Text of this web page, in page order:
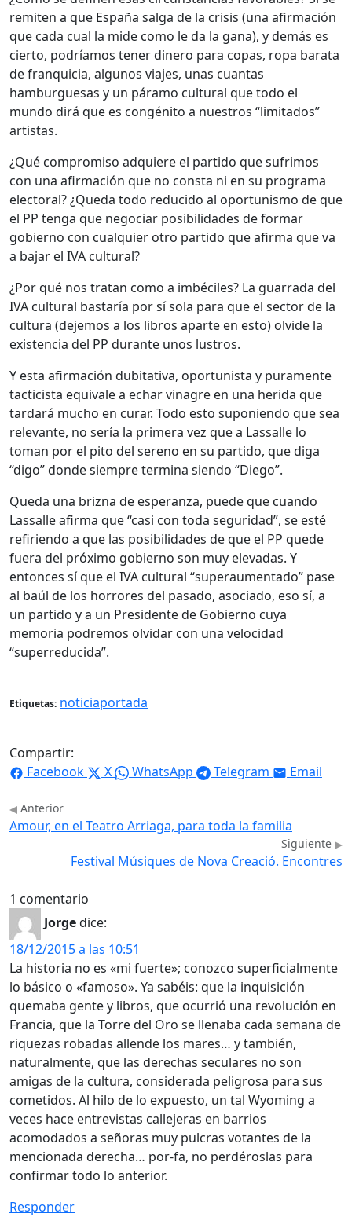
remiten a que España salga de la crisis (una afirmación
que cada cual la mide como le da la gana), y demás es
cierto, podríamos tener dinero para copas, ropa barata
de franquicia, algunos viajes, unas cuantas
hamburguesas y un páramo cultural que todo el
mundo dirá que es congénito a nuestros “limitados”
artistas.
¿Qué compromiso adquiere el partido que sufrimos
con una afirmación que no consta ni en su programa
electoral? ¿Queda todo reducido al oportunismo de que
el PP tenga que negociar posibilidades de formar
gobierno con cualquier otro partido que afirma que va
a bajar el IVA cultural?
¿Por qué nos tratan como a imbéciles? La guarrada del
IVA cultural bastaría por sí sola para que el sector de la
cultura (dejemos a los libros aparte en esto) olvide la
existencia del PP durante unos lustros.
Y esta afirmación dubitativa, oportunista y puramente
tacticista equivale a echar vinagre en una herida que
tardará mucho en curar. Todo esto suponiendo que sea
relevante, no sería la primera vez que a Lassalle lo
toman por el pito del sereno en su partido, que diga
“digo” donde siempre termina siendo “Diego”.
Queda una brizna de esperanza, puede que cuando
Lassalle afirma que “casi con toda seguridad”, se esté
refiriendo a que las posibilidades de que el PP quede
fuera del próximo gobierno son muy elevadas. Y
entonces sí que el IVA cultural “superaumentado” pase
al baúl de los horrores del pasado, asociado, eso sí, a
un partido y a un Presidente de Gobierno cuya
memoria podremos olvidar con una velocidad
“superreducida”.
Etiquetas: noticiaportada
Compartir:
Facebook
X WhatsApp Telegram Email
Anterior
Amour, en el Teatro Arriaga, para toda la familia
Siguiente
Festival Músiques de Nova Creació. Encontres
1 comentario
Jorgedice:
18/12/2015 a las 10:51
La historia no es «mi fuerte»; conozco superficialmente
lo básico o «famoso». Ya sabéis: que la inquisición
quemaba gente y libros, que ocurrió una revolución en
Francia, que la Torre del Oro se llenaba cada semana de
riquezas robadas allende los mares… y también,
naturalmente, que las derechas seculares no son
amigas de la cultura, considerada peligrosa para sus
cometidos. Al hilo de lo expuesto, un tal Wyoming a
veces hace entrevistas callejeras en barrios
acomodados a señoras muy pulcras votantes de la
mencionada derecha… por-fa, no perdéroslas para
confirmar todo lo anterior.
Responder